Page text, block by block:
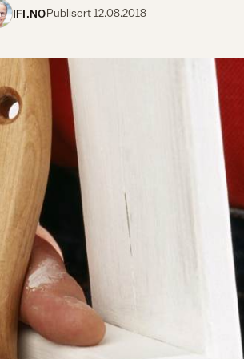
IFI.NOPublisert12.08.2018